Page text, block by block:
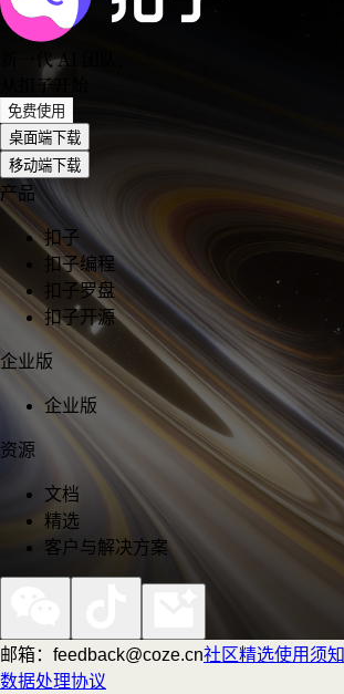
新一代 AI 团队
从扣子开始
免费使用
桌面端下载
移动端下载
产品
扣子
扣子编程
扣子罗盘
扣子开源
企业版
企业版
资源
文档
精选
客户与解决方案
邮箱：feedback@coze.cn社区精选使用须知
数据处理协议